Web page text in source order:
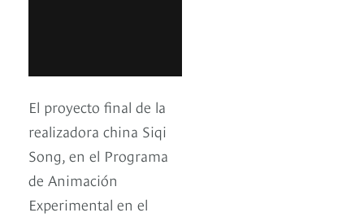
El proyecto final de la
realizadora china Siqi
Song, en el Programa
de Animación
Experimental en el